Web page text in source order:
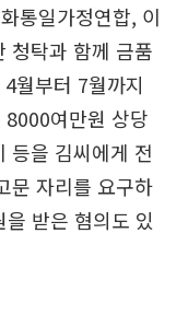
통일가정연합, 이
청탁과 함께 금품
월부터 7월까지
여만원 상당
등을 김씨에게 전
문 자리를 요구하
받은 혐의도 있